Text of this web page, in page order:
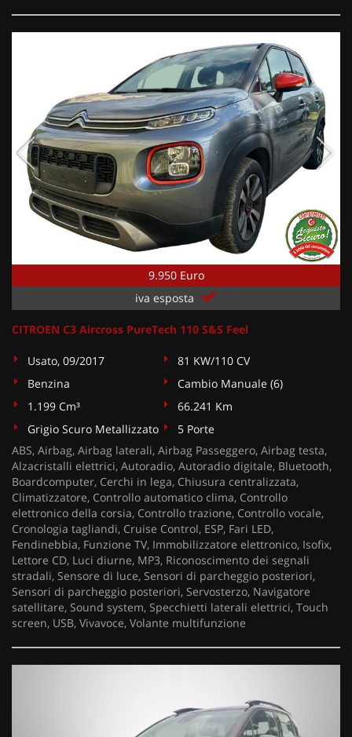
9.950 Euro
iva esposta
CITROEN C3 Aircross PureTech 110 S&S Feel
Usato, 09/2017
81 KW/110 CV
Benzina
Cambio Manuale (6)
1.199 Cm³
66.241 Km
Grigio Scuro Metallizzato
5 Porte
ABS, Airbag, Airbag laterali, Airbag Passeggero, Airbag testa,
Alzacristalli elettrici, Autoradio, Autoradio digitale, Bluetooth,
Boardcomputer, Cerchi in lega, Chiusura centralizzata,
Climatizzatore, Controllo automatico clima, Controllo
elettronico della corsia, Controllo trazione, Controllo vocale,
Cronologia tagliandi, Cruise Control, ESP, Fari LED,
Fendinebbia, Funzione TV, Immobilizzatore elettronico, Isofix,
Lettore CD, Luci diurne, MP3, Riconoscimento dei segnali
stradali, Sensore di luce, Sensori di parcheggio posteriori,
Sensori di parcheggio posteriori, Servosterzo, Navigatore
satellitare, Sound system, Specchietti laterali elettrici, Touch
screen, USB, Vivavoce, Volante multifunzione